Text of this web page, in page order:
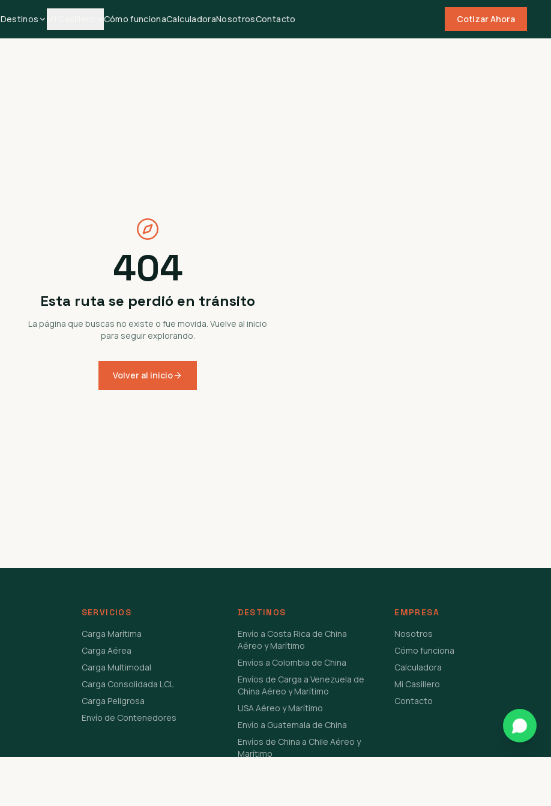
Destinos Cómo funcionaCalculadoraNosotrosContacto Cotizar Ahora
404
Esta ruta se perdió en tránsito
La página que buscas no existe o fue movida. Vuelve al inicio
para seguir explorando.
Volver al inicio
SERVICIOS
Carga Marítima
Carga Aérea
Carga Multimodal
Carga Consolidada LCL
Carga Peligrosa
Envío de Contenedores
DESTINOS
Envío a Costa Rica de China
Aéreo y Marítimo
Envíos a Colombia de China
Envíos de Carga a Venezuela de
China Aéreo y Marítimo
USA Aéreo y Marítimo
Envío a Guatemala de China
Envíos de China a Chile Aéreo y
Marítimo
EMPRESA
Nosotros
Cómo funciona
Calculadora
Mi Casillero
Contacto